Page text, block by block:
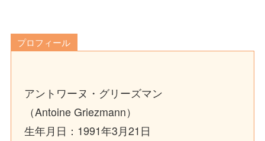
プロフィール
アントワーヌ・グリーズマン
（Antoine Griezmann）
生年月日：1991年3月21日